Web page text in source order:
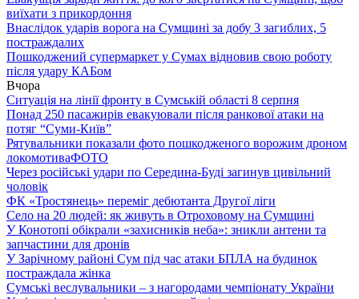
виїхати з прикордоння
Внаслідок ударів ворога на Сумщині за добу 3 загиблих, 5
постраждалих
Пошкоджений супермаркет у Сумах відновив свою роботу
після удару КАБом
Вчора
Ситуація на лінії фронту в Сумській області 8 серпня
Понад 250 пасажирів евакуювали після ранкової атаки на
потяг “Суми-Київ”
Рятувальники показали фото пошкодженого ворожим дроном
локомотиваФОТО
Через російські удари по Середина-Буді загинув цивільний
чоловік
ФК «Тростянець» переміг дебютанта Другої ліги
Село на 20 людей: як живуть в Отроховому на Сумщині
У Конотопі обікрали «захисників неба»: зникли антени та
запчастини для дронів
У Зарічному районі Сум під час атаки БПЛА на будинок
постраждала жінка
Сумські веслувальники – з нагородами чемпіонату України